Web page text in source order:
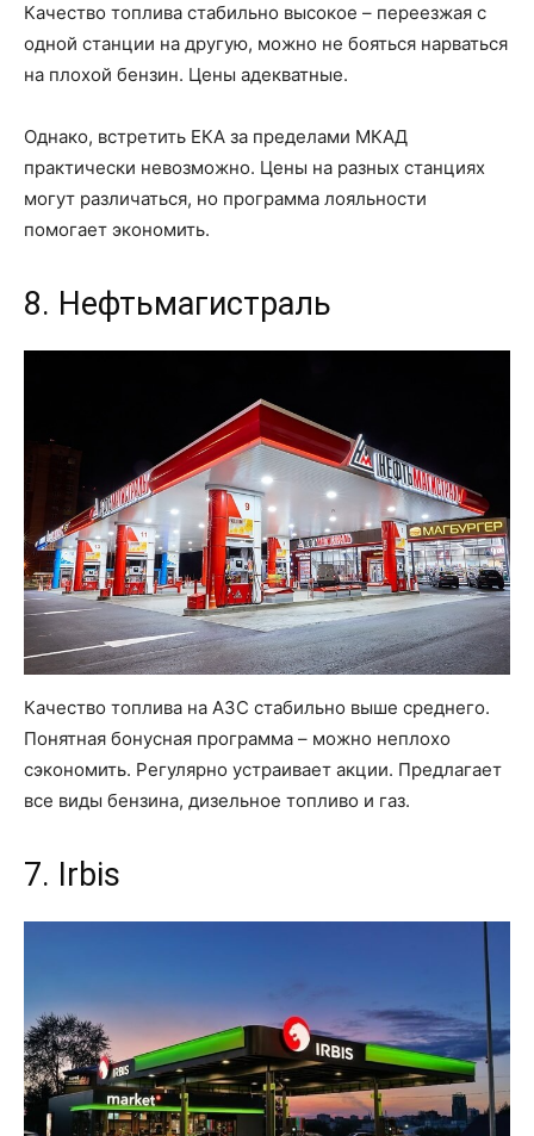
Качество топлива стабильно высокое – переезжая с
одной станции на другую, можно не бояться нарваться
на плохой бензин. Цены адекватные.
Однако, встретить ЕКА за пределами МКАД
практически невозможно. Цены на разных станциях
могут различаться, но программа лояльности
помогает экономить.
8. Нефтьмагистраль
Качество топлива на АЗС стабильно выше среднего.
Понятная бонусная программа – можно неплохо
сэкономить. Регулярно устраивает акции. Предлагает
все виды бензина, дизельное топливо и газ.
7. Irbis